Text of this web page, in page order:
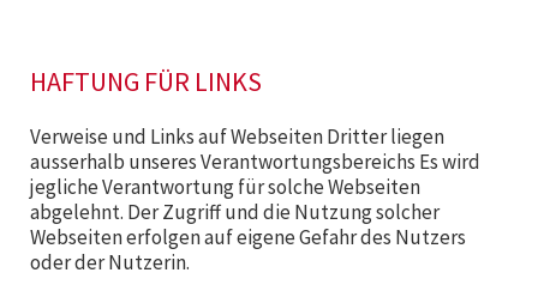
HAFTUNG FÜR LINKS
Verweise und Links auf Webseiten Dritter liegen
ausserhalb unseres Verantwortungsbereichs Es wird
jegliche Verantwortung für solche Webseiten
abgelehnt. Der Zugriff und die Nutzung solcher
Webseiten erfolgen auf eigene Gefahr des Nutzers
oder der Nutzerin.